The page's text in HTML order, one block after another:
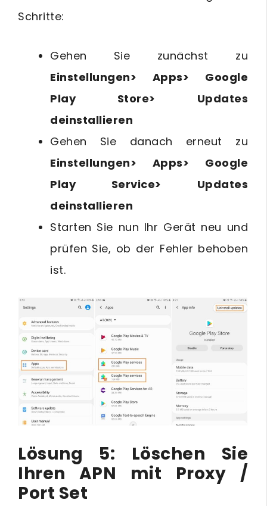
Schritte:
Gehen Sie zunächst zu
Einstellungen> Apps> Google
Play Store> Updates
deinstallieren
Gehen Sie danach erneut zu
Einstellungen> Apps> Google
Play Service> Updates
deinstallieren
Starten Sie nun Ihr Gerät neu und
prüfen Sie, ob der Fehler behoben
ist.
Lösung 5: Löschen Sie
Ihren APN mit Proxy /
Port Set